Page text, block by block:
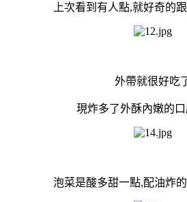
上次看到有人點,就好奇的
外帶就很好吃
現炸多了外酥內嫩的
泡菜是酸多甜一點,配油炸